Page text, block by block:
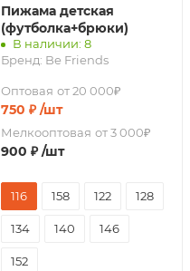
Пижама детская
(футболка+брюки)
В наличии: 8
Бренд: Be Friends
Оптовая от 20 000₽
750 ₽ /шт
Мелкооптовая от 3 000₽
900 ₽ /шт
116 158 122 128
134 140 146
152